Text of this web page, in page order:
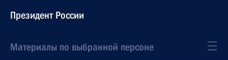
Президент России
Материалы по выбранной персоне